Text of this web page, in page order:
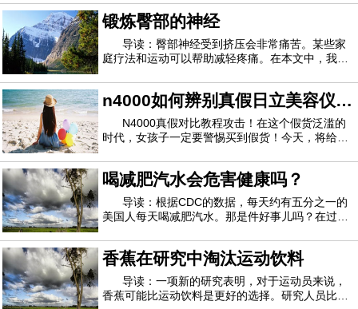
肉和猪肉制成的肉饼为中心。蔬菜馅饼不仅比肉馅
更饱满，而且他们的下一顿饭少吃12％的卡路里。
丹麦哥本哈根大学的研究人员认为，这表明豆
锻炼臀部的神经
导读：臀部神经受到挤压会非常痛苦。某些家
庭疗法和运动可以帮助减轻疼痛。在本文中，我们
帮助以及针对这种情况的锻炼方法。神经传递疼痛
信号。这意味着当神经出现问题时，症状可能会非
常不舒服。一个常见的问题是当神经被附近的
n4000如何辨别真假日立美容仪
n4000真假对比图
N4000真假对比教程攻击！在这个假货泛滥的
时代，女孩子一定要警惕买到假货！今天，将给大
家有所帮助。日立n4000有假的吗日立n4000是一
款全新的进出口仪器，今年3月上市，所以相比老
版本的日立n3000和日立n2000，假货还是比较少
的
喝减肥汽水会危害健康吗？
导读：根据CDC的数据，每天约有五分之一的
美国人每天喝减肥汽水。那是件好事儿吗？在过去
尿病，心脏问题和其他健康问题之间的联系。最
近，头条新闻警告人们，减肥汽水饮用者患痴呆症
和中风的几率更高。这听起来可能令人担忧，但
香蕉在研究中淘汰运动饮料
导读：一项新的研究表明，对于运动员来说，
香蕉可能比运动饮料是更好的选择。研究人员比较